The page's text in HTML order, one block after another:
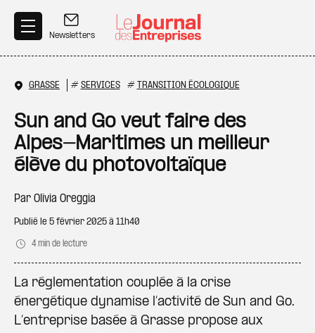
Newsletters
GRASSE # SERVICES # TRANSITION ÉCOLOGIQUE
Sun and Go veut faire des
Alpes-Maritimes un meilleur
élève du photovoltaïque
Par Olivia Oreggia
Publié le 5 février 2025 à 11h40
4 min de lecture
La réglementation couplée à la crise
énergétique dynamise l’activité de Sun and Go.
L’entreprise basée à Grasse propose aux